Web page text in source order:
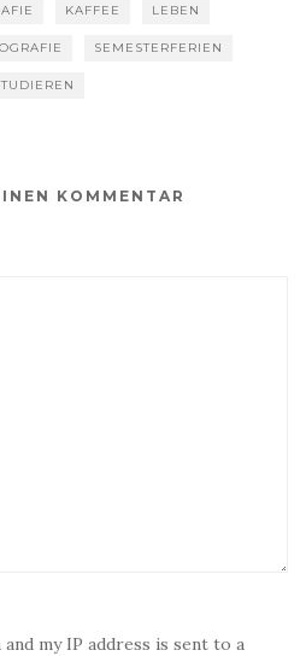
KAFFEE LEBEN
SEMESTERFERIEN
KOMMENTAR
my IP address is sent to a